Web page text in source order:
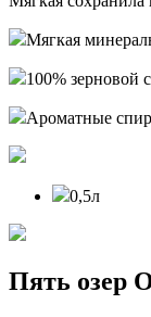
Мягкая
100% зерновой
Ароматные
0,5л
Пять озер